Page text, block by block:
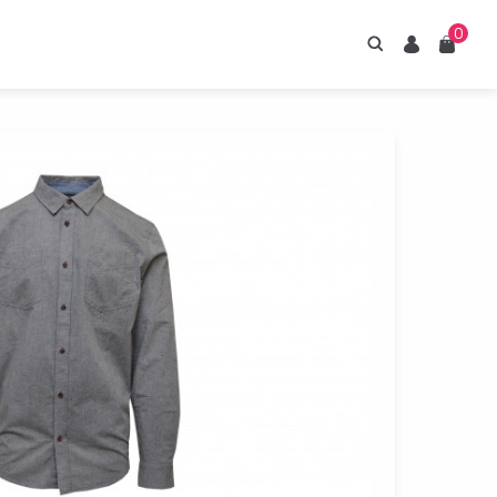
ESTIAN
naše sirupy
umělých sladidel.
Prohlédnout
HledáníUživatelKošík
0